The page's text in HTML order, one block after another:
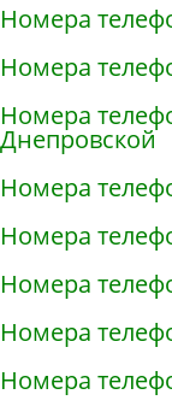
Номера
Номера
Номера
Днепровской
Номера
Номера
Номера
Номера
Номера